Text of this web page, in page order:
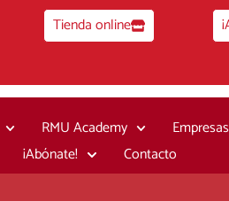
Tienda online
RMU Academy Empresas
¡Abónate! Contacto